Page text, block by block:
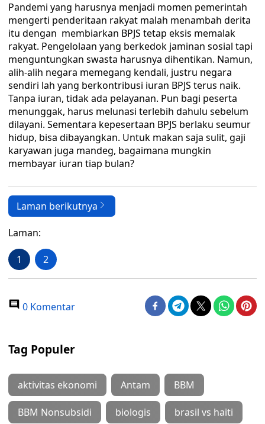
Pandemi yang harusnya menjadi momen pemerintah
mengerti penderitaan rakyat malah menambah derita
itu dengan membiarkan BPJS tetap eksis memalak
rakyat. Pengelolaan yang berkedok jaminan sosial tapi
menguntungkan swasta harusnya dihentikan. Namun,
alih-alih negara memegang kendali, justru negara
sendiri lah yang berkontribusi iuran BPJS terus naik.
Tanpa iuran, tidak ada pelayanan. Pun bagi peserta
menunggak, harus melunasi terlebih dahulu sebelum
dilayani. Sementara kepesertaan BPJS berlaku seumur
hidup, bisa dibayangkan. Untuk makan saja sulit, gaji
karyawan juga mandeg, bagaimana mungkin
membayar iuran tiap bulan?
Laman berikutnya
Laman:
1 2
0 Komentar
Tag Populer
aktivitas ekonomi Antam BBM
BBM Nonsubsidi biologis brasil vs haiti